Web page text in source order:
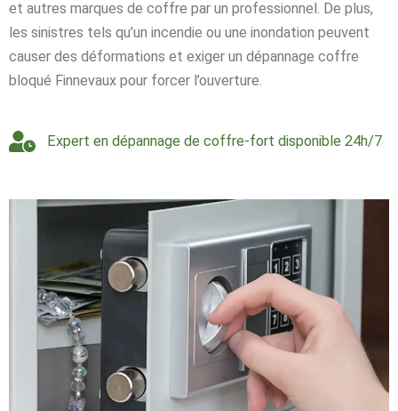
et autres marques de coffre par un professionnel. De plus,
les sinistres tels qu’un incendie ou une inondation peuvent
causer des déformations et exiger un dépannage coffre
bloqué Finnevaux pour forcer l’ouverture.
Expert en dépannage de coffre-fort disponible 24h/7